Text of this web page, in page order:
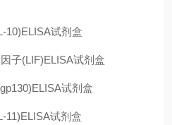
10)ELISA试剂盒
子(LIF)ELISA试剂盒
试剂盒
11)ELISA试剂盒